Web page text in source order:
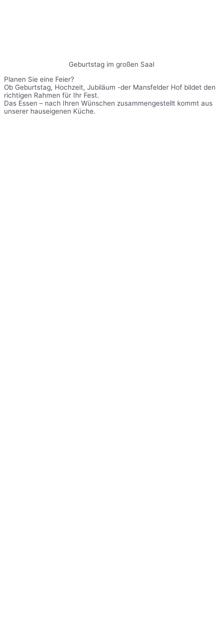
Geburtstag im großen Saal
Planen Sie eine Feier?
Ob Geburtstag, Hochzeit, Jubiläum -der Mansfelder Hof bildet den
richtigen Rahmen für Ihr Fest.
Das Essen – nach Ihren Wünschen zusammengestellt kommt aus
unserer hauseigenen Küche.